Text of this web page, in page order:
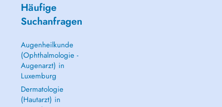
Häufige
Suchanfragen
Augenheilkunde
(Ophthalmologie -
Augenarzt) in
Luxemburg
Dermatologie
(Hautarzt) in